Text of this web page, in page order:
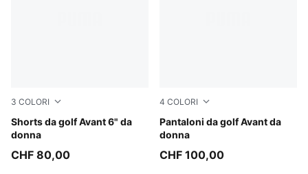
3 COLORI
Shorts da golf Avant 6" da
donna
Warm White
CHF 80,00
4 COLORI
Pantaloni da golf Avant da
donna
Rich Cocoa
CHF 100,00